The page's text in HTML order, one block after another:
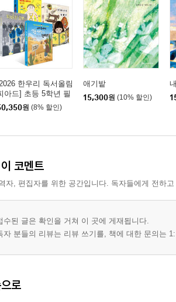
한우리 독서올림
아드] 초등 5학년 필
서 세트
원 (8% 할인)
애기밭
15,300원 (10% 할인)
코멘트
자, 편집자를 위한 공간입니다. 독자들에게 전하
수된 글은 확인을 거쳐 이 곳에 게재됩니다.
자 분들의 리뷰는 리뷰 쓰기를, 책에 대한 문의는
로